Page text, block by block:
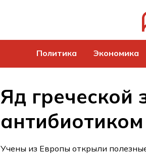
Политика Экономика
Яд греческой
антибиотиком
Учены из Европы открыли